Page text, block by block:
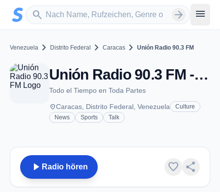
Zum Hauptinhalt springen
search
Sender suchen arrow_forward menu
Venezuela chevron_right Distrito Federal chevron_right Caracas chevron_right Unión Radio 90.3 FM
Unión Radio 90.3 FM - FM 90.3 - Caracas
Todo el Tiempo en Toda Partes
placeCaracas, Distrito Federal, Venezuela
Culture
News
Sports Talk
play_arrow Radio hören favorite share